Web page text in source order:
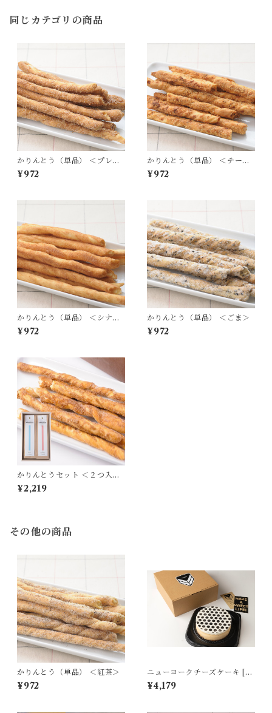
同じカテゴリの商品
かりんとう（単品） ＜プレー
ン＞
¥972
かりんとう（単品） ＜チーズ
＞
¥972
かりんとう（単品） ＜シナモ
ン＞
¥972
かりんとう（単品） ＜ごま＞
¥972
かりんとうセット ＜２つ入り
＞
¥2,219
その他の商品
かりんとう（単品） ＜紅茶＞
¥972
ニューヨークチーズケーキ [冷
凍品]
¥4,179